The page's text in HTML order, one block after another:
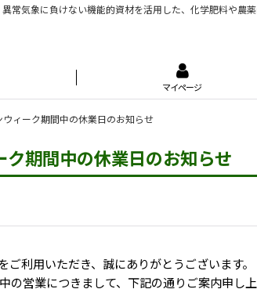
異常気象に負けない機能的資材を活用した、化学肥料や農
マイページ
ウィーク期間中の休業日のお知らせ
ク期間中の休業日のお知らせ
利用いただき、誠にありがとうございます。
の営業につきまして、下記の通りご案内申し上